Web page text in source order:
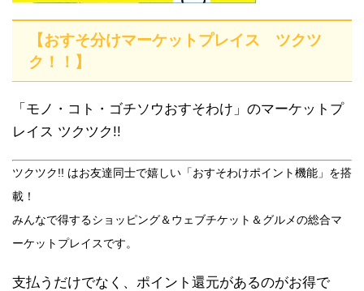
【おすそ分けマーケットプレイス ツクツ
ク！！】
「モノ・コト・ゴチソウおすそわけ」のマーケットプ
レイス ツクツク!!
ツクツク!! はお友達同士で嬉しい「おすそわけポイント機能」を搭
載！
みんなで得するショッピング＆ウェブチケット＆グルメの総合マ
ーケットプレイスです。
支払うだけでなく、ポイント還元があるのがお得で